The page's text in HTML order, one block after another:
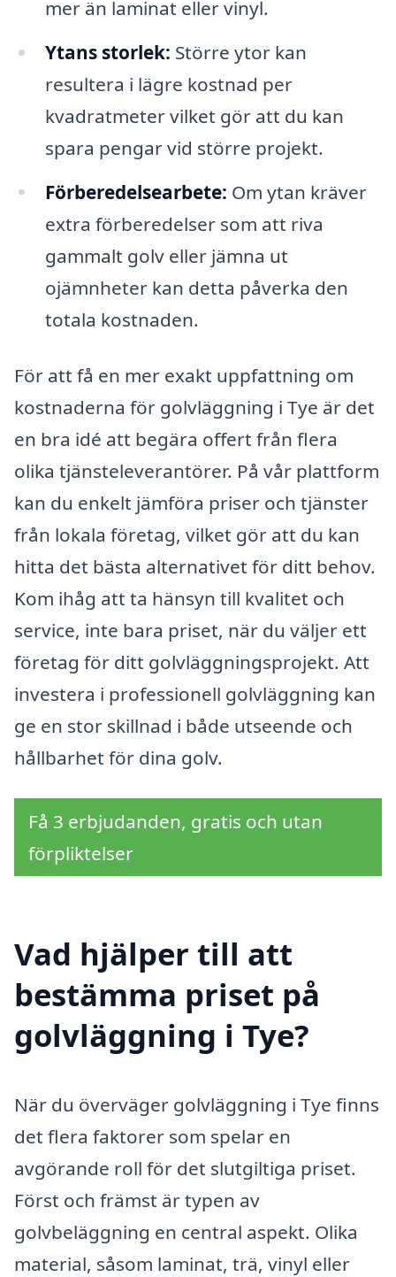
mer än laminat eller vinyl.
Ytans storlek: Större ytor kan
resultera i lägre kostnad per
kvadratmeter vilket gör att du kan
spara pengar vid större projekt.
Förberedelsearbete: Om ytan kräver
extra förberedelser som att riva
gammalt golv eller jämna ut
ojämnheter kan detta påverka den
totala kostnaden.
För att få en mer exakt uppfattning om
kostnaderna för golvläggning i Tye är det
en bra idé att begära offert från flera
olika tjänsteleverantörer. På vår plattform
kan du enkelt jämföra priser och tjänster
från lokala företag, vilket gör att du kan
hitta det bästa alternativet för ditt behov.
Kom ihåg att ta hänsyn till kvalitet och
service, inte bara priset, när du väljer ett
företag för ditt golvläggningsprojekt. Att
investera i professionell golvläggning kan
ge en stor skillnad i både utseende och
hållbarhet för dina golv.
Få 3 erbjudanden, gratis och utan
förpliktelser
Vad hjälper till att
bestämma priset på
golvläggning i Tye?
När du överväger golvläggning i Tye finns
det flera faktorer som spelar en
avgörande roll för det slutgiltiga priset.
Först och främst är typen av
golvbeläggning en central aspekt. Olika
material, såsom laminat, trä, vinyl eller